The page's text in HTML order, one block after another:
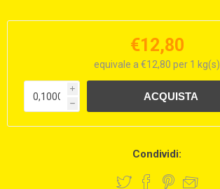
€12,80
equivale a €12,80 per 1 kg(s)
i
h
Condividi: